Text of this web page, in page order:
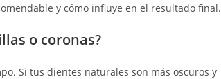
y cómo influye en el resultado final.
o coronas?
Si tus dientes naturales son más oscuros y